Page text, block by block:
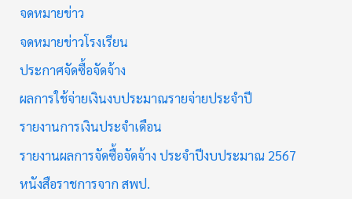
จดหมายข่าว
จดหมายข่าวโรงเรียน
ประกาศจัดซื้อจัดจ้าง
ผลการใช้จ่ายเงินงบประมาณรายจ่ายประจำปี
รายงานการเงินประจำเดือน
รายงานผลการจัดซื้อจัดจ้าง ประจำปีงบประมาณ 2567
หนังสือราชการจาก สพป.